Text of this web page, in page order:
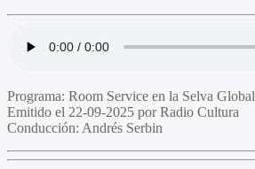
Programa: Room Service en la Selva Global
Emitido el 22-09-2025 por Radio Cultura
Conducción: Andrés Serbin